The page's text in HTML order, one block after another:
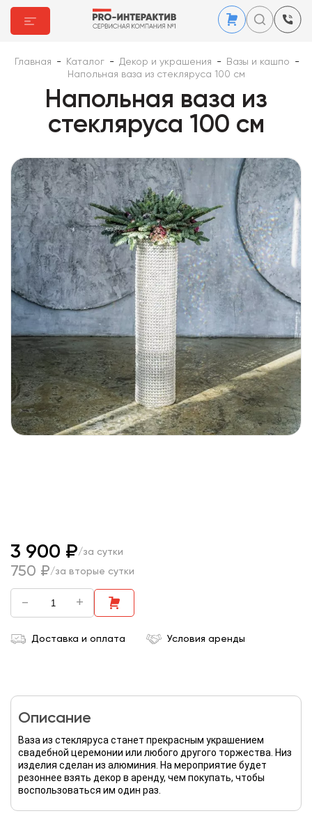
Главная - Каталог - Декор и украшения - Вазы и кашпо
-
Напольная ваза из стекляруса 100 см
Напольная ваза из
стекляруса 100 см
3 900 ₽/за сутки
750 ₽/за вторые сутки
- +
Доставка и оплата Условия аренды
Описание
Ваза из стекляруса станет прекрасным украшением
свадебной церемонии или любого другого торжества. Низ
изделия сделан из алюминия. На мероприятие будет
резоннее взять декор в аренду, чем покупать, чтобы
воспользоваться им один раз.